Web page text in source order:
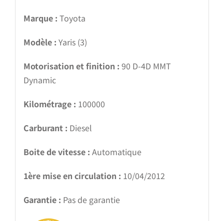
Marque : Toyota
Modèle : Yaris (3)
Motorisation et finition : 90 D-4D MMT
Dynamic
Kilométrage : 100000
Carburant : Diesel
Boite de vitesse : Automatique
1ère mise en circulation : 10/04/2012
Garantie : Pas de garantie